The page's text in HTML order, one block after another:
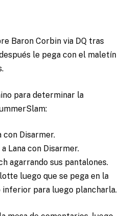
Baron Corbin via DQ tras
le pega con el maletín
para determinar la
con Disarmer.
Lana con Disarmer.
agarrando sus pantalones.
luego que se pega en la
inferior para luego plancharla.